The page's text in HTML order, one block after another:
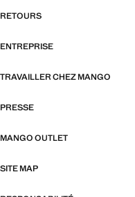
RETOURS
ENTREPRISE
TRAVAILLER CHEZ MANGO
PRESSE
MANGO OUTLET
SITE MAP